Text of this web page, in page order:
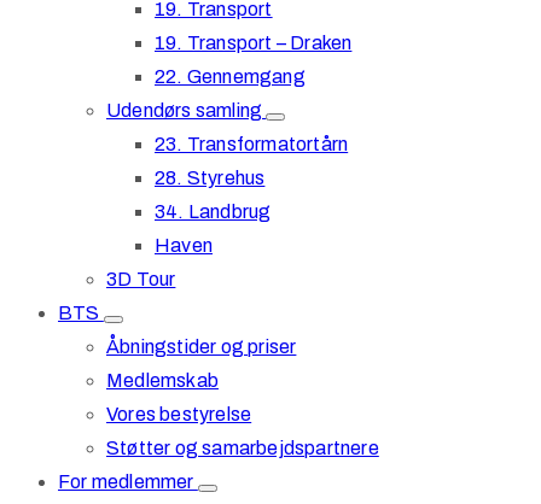
19. Transport
19. Transport – Draken
22. Gennemgang
Udendørs samling
23. Transformatortårn
28. Styrehus
34. Landbrug
Haven
3D Tour
BTS
Åbningstider og priser
Medlemskab
Vores bestyrelse
Støtter og samarbejdspartnere
For medlemmer